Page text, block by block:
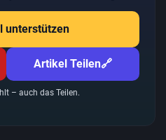
unterstützen
Artikel Teilen🔗
– auch das Teilen.